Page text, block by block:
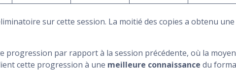
sur cette session. La moitié des copies a obtenu une
progression par rapport à la session précédente, où la
cette progression à une meilleure connaissance du